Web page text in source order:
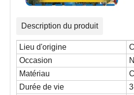
Description du produit
Lieu d'origine
Occasion
Matériau
Durée de vie